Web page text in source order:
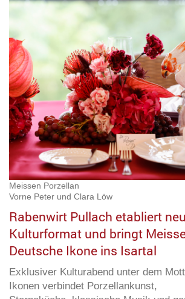
Meissen Porzellan
Vorne Peter und Clara Löw
Rabenwirt Pullach etabliert
Kulturformat und bringt
Deutsche Ikone ins Isartal
Exklusiver Kulturabend unter dem
Ikonen verbindet Porzellankunst,